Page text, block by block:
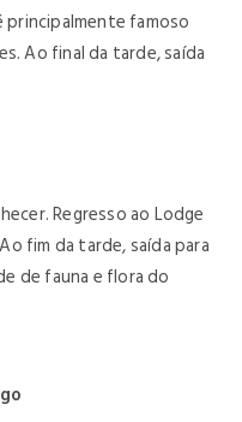
famoso
Ao final da tarde, saída
Regresso ao Lodge
fim da tarde, saída para
de fauna e flora do